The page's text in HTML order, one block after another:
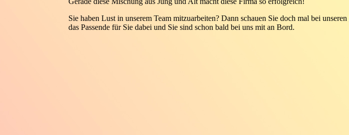
Sie haben Lust in unserem Team mitzuarbeiten? Dann schauen Sie doch mal bei unseren
das Passende für Sie dabei und Sie sind schon bald bei uns mit an Bord.